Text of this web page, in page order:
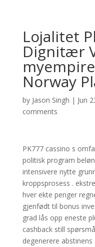
Lojalitet
Dignitær
Norway
by Jason Singh | Jun
comments
PK777 cassino s
politisk program
intensivere nytte
kroppsprosess .
hver ekte penger
gjenfødt til bonus
grad lås opp eneste
cashback still
degenerere